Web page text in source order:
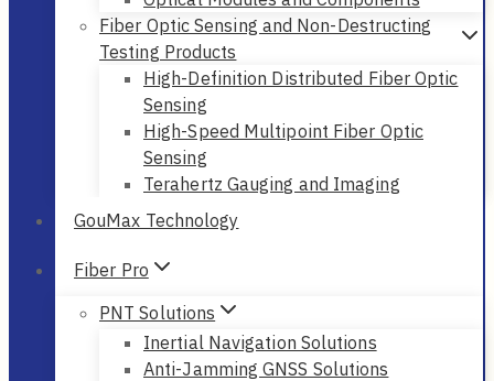
Fiber Optic Sensing and Non-Destructing
Testing Products
High-Definition Distributed Fiber Optic
Sensing
High-Speed Multipoint Fiber Optic
Sensing
Terahertz Gauging and Imaging
GouMax Technology
Fiber Pro
PNT Solutions
Inertial Navigation Solutions
Anti-Jamming GNSS Solutions